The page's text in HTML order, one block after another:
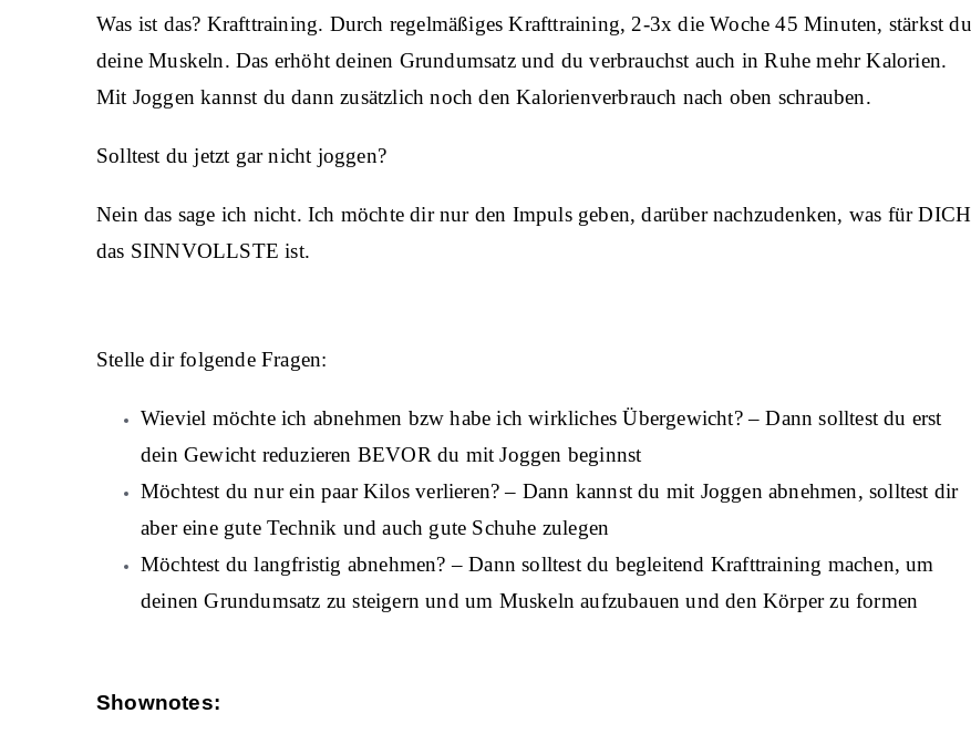
Was ist das? Krafttraining. Durch regelmäßiges Krafttraining, 2-3x die Woche 45 Minuten, stärkst du
deine Muskeln. Das erhöht deinen Grundumsatz und du verbrauchst auch in Ruhe mehr Kalorien.
Mit Joggen kannst du dann zusätzlich noch den Kalorienverbrauch nach oben schrauben.
Solltest du jetzt gar nicht joggen?
Nein das sage ich nicht. Ich möchte dir nur den Impuls geben, darüber nachzudenken, was für DICH
das SINNVOLLSTE ist.
Stelle dir folgende Fragen:
Wieviel möchte ich abnehmen bzw habe ich wirkliches Übergewicht? – Dann solltest du erst
dein Gewicht reduzieren BEVOR du mit Joggen beginnst
Möchtest du nur ein paar Kilos verlieren? – Dann kannst du mit Joggen abnehmen, solltest dir
aber eine gute Technik und auch gute Schuhe zulegen
Möchtest du langfristig abnehmen? – Dann solltest du begleitend Krafttraining machen, um
deinen Grundumsatz zu steigern und um Muskeln aufzubauen und den Körper zu formen
Shownotes: